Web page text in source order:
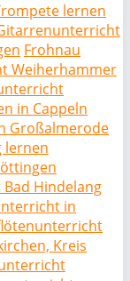
lernen
Frohnau
Weiherhammer
in Cappeln
Großalmerode
lernen
Hindelang
in
Kreis